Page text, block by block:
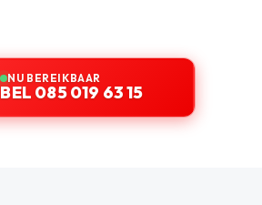
NU BEREIKBAAR
BEL 085 019 63 15